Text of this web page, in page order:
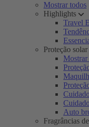
Mostrar todos
Highlights
Travel
Proteção solar
Auto
Fragrâncias